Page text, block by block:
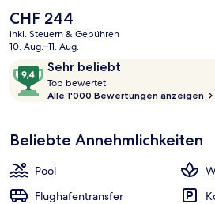
Der
aktuelle
Preis
CHF 244.
CHF 244
inkl. Steuern & Gebühren
10. Aug.–11. Aug.
Bewertungen
Sehr beliebt
9,4
von
10,
beliebt
Top bewertet
o
b
r
Alle 1'000 Bewertungen anzeigen
Beliebte Annehmlichkeiten
Pool
Flughafentransfer